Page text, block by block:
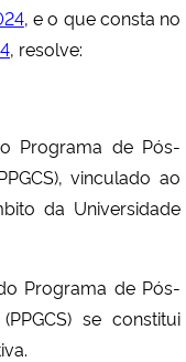
, e o que consta no
, resolve:
Programa de Pós-
vinculado ao
da Universidade
Programa de Pós-
se constitui